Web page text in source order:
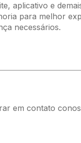
aplicativo e
para melhor
necessários.
em contato